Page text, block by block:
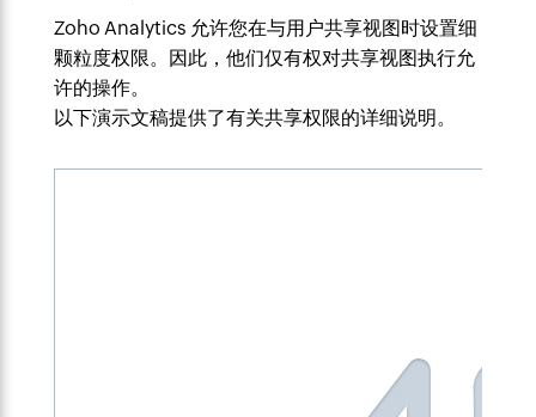
Zoho Analytics 允许您在与用户共享视图时设置细
颗粒度权限。因此，他们仅有权对共享视图执行允
许的操作。
以下演示文稿提供了有关共享权限的详细说明。